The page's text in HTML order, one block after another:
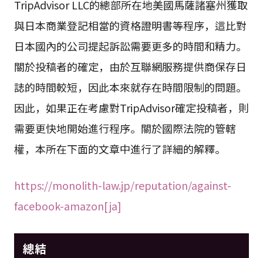
TripAdvisor LLC的總部所在地美國馬薩諸塞州獲取
與日本商業登記相當的資格證明書等程序，這比對
日本國內的公司提起訴訟需要更多的時間和精力。
關於投稿者的確定，由於互聯網服務提供商保存日
誌的時間較短，因此本來就存在時間限制的問題。
因此，如果正在考慮對TripAdvisor確定投稿者，則
需要更快地開始進行程序。關於國際法院的管轄
權，本所在下面的文章中進行了詳細的解釋。
https://monolith-law.jp/reputation/against-
facebook-amazon[ja]
總結